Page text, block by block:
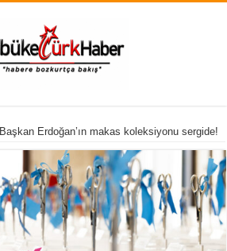
Başkan Erdoğan’ın makas koleksiyonu sergide!